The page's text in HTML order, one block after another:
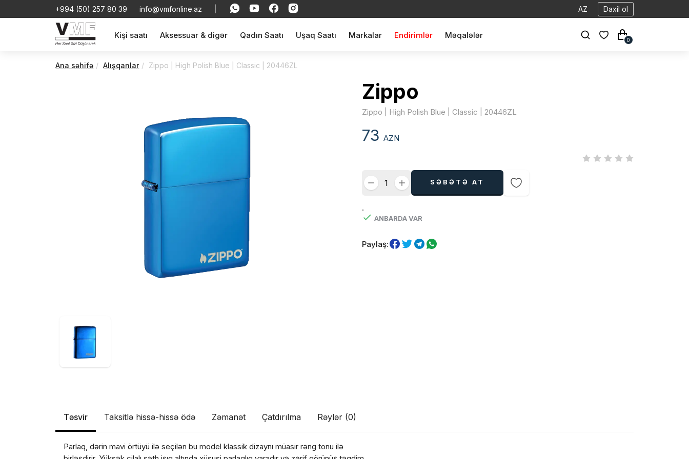
+994 (50) 257 80 39 info@vmfonline.az AZ Daxil ol
Kişi saatı Aksessuar & digər Qadın Saatı Uşaq Saatı Markalar Endirimlər Məqalələr
0
Ana səhifə Alışqanlar Zippo | High Polish Blue | Classic | 20446ZL
Zippo
Zippo | High Polish Blue | Classic | 20446ZL
73 AZN
SƏBƏTƏ AT
.
ANBARDA VAR
Paylaş:
Təsvir Taksitlə hissə-hissə ödə Zəmanət Çatdırılma Rəylər (0)
Parlaq, dərin mavi örtüyü ilə seçilən bu model klassik dizaynı müasir rəng tonu ilə
Məhsul(lar) səbətə əlavə edildi